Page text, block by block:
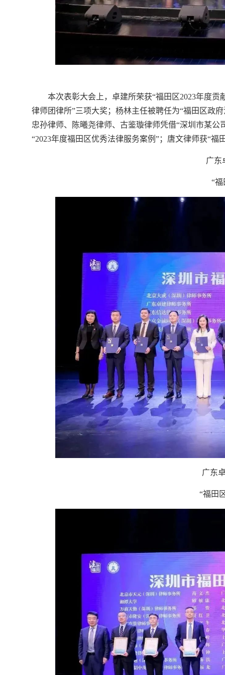
本次表彰大会上，卓建所荣获“福田区2023年度贡
律师团律所”三项大奖；杨林主任被聘任为“福田区政
忠孙律师、陈曦尧律师、古鉴璇律师凭借“深圳市某
“2023年度福田区优秀法律服务案例”；唐文律师获“福
广东
“
广东
“福田